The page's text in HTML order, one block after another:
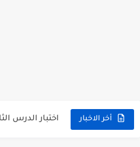
أخر الاخبار